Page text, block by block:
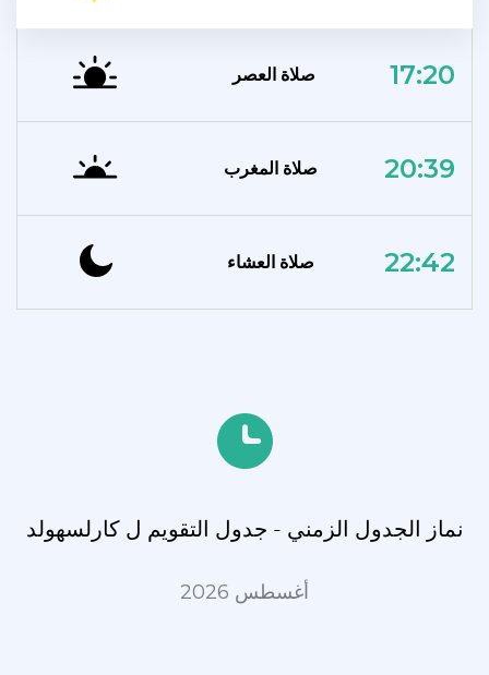
صلاة العصر 17:20
صلاة المغرب 20:39
صلاة العشاء 22:42
نماز الجدول الزمني - جدول التقويم ل كارلسهولد
أغسطس 2026